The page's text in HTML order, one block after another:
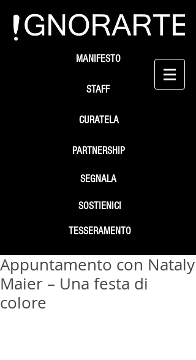
STAFF
SEGNALA
SOSTIENICI
MANIFESTO
PARTNERSHIP
TESSERAMENTO
CURATELA
Appuntamento con Nataly
Maier – Una festa di
colore